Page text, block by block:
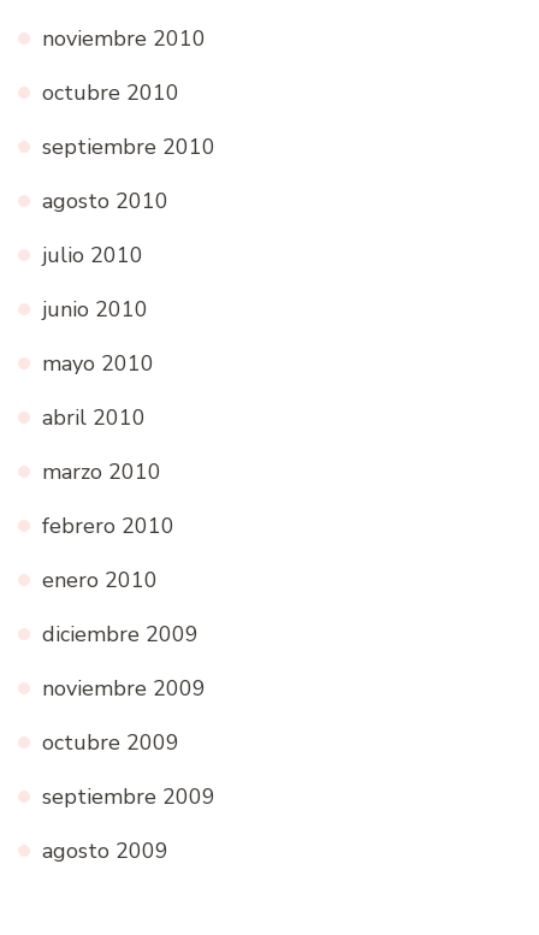
noviembre 2010
octubre 2010
septiembre 2010
agosto 2010
julio 2010
junio 2010
mayo 2010
abril 2010
marzo 2010
febrero 2010
enero 2010
diciembre 2009
noviembre 2009
octubre 2009
septiembre 2009
agosto 2009